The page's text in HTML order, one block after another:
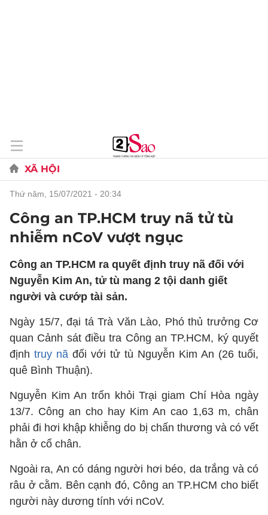
XÃ HỘI
thứ năm, 15/07/2021 - 20:34
Công an TP.HCM truy nã tử tù
nhiễm nCoV vượt ngục
Công an TP.HCM ra quyết định truy nã đối với
Nguyễn Kim An, tử tù mang 2 tội danh giết
người và cướp tài sản.
Ngày 15/7, đại tá Trà Văn Lào, Phó thủ trưởng Cơ
quan Cảnh sát điều tra Công an TP.HCM, ký quyết
định truy nã đối với tử tù Nguyễn Kim An (26 tuổi,
quê Bình Thuận).
Nguyễn Kim An trốn khỏi Trại giam Chí Hòa ngày
13/7. Công an cho hay Kim An cao 1,63 m, chân
phải đi hơi khập khiễng do bị chấn thương và có vết
hằn ở cổ chân.
Ngoài ra, An có dáng người hơi béo, da trắng và có
râu ở cằm. Bên cạnh đó, Công an TP.HCM cho biết
người này dương tính với nCoV.